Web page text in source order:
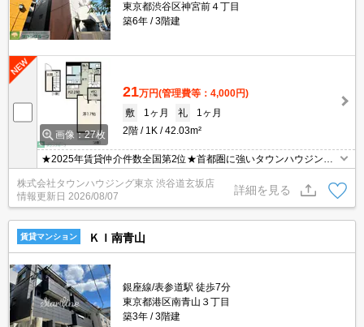
東京都渋谷区神宮前４丁目
築6年
3階建
画像：27枚
21万円(管理費等：4,000円)
敷
1ヶ月 礼
1ヶ月
2階
1K 42.03m²
★2025年賃貸仲介件数全国第2位★首都圏に強いタウンハウジング
がご案内させていただきます！お気軽に物件名だけでもお申し付け
くださいませ！
株式会社タウンハウジング東京 渋谷道玄坂店
情報更新日 2026/08/07
詳細を見る
賃貸マンション ＫＩ南青山
銀座線/表参道駅 徒歩7分
東京都港区南青山３丁目
築3年
3階建